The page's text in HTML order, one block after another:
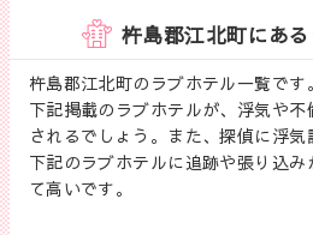
杵島郡江北町にあ
杵島郡江北町のラブホテル一覧で
下記掲載のラブホテルが、浮気や
されるでしょう。また、探偵に浮気
下記のラブホテルに追跡や張り込
て高いです。